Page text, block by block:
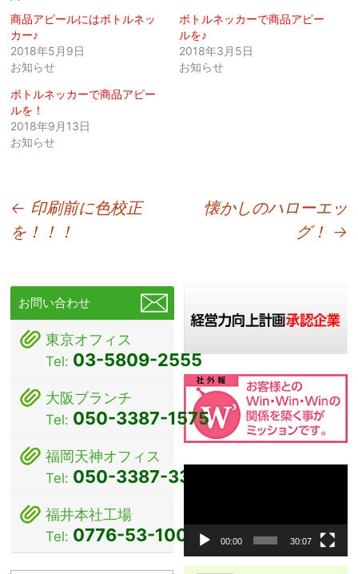
商品アピールにはボトルネッ
カー♪
2018年5月9日
お知らせ
ボトルネッカーで商品アピー
ルを♪
2018年3月5日
お知らせ
ボトルネッカーで商品アピー
ルを！
2018年9月13日
お知らせ
投
稿
ビ
ゲ
ー
シ
ョ
ン
← 印刷前に色校正
を！！！
懐かしのハローエッ
グ！ →
お問い合わせ
東京オフィス
Tel: 03-5809-2555
大阪ブランチ
Tel: 050-3387-1575
福岡天神オフィス
Tel: 050-3387-3381
福井本社工場
Tel: 0776-53-1000
動
レ
ー
ヤ
00:00 30:07